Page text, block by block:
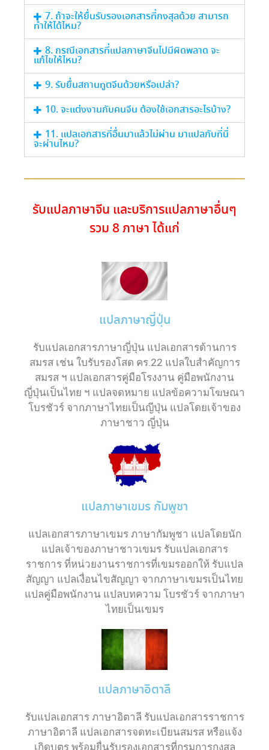
7. ถ้าจะให้ยื่นรับรองเอกสารที่กงสุลด้วย สามารถ
ทำให้ได้ไหม?
8. กรณีเอกสารที่แปลภาษาจีนไปมีผิดพลาด จะ
แก้ไขให้ไหม?
9. รับยื่นสถานทูตจีนด้วยหรือเปล่า?
10. จะแต่งงานกับคนจีน ต้องใช้เอกสารอะไรบ้าง?
11. แปลเอกสารที่อื่นมาแล้วไม่ผ่าน มาแปลกับที่นี่
จะผ่านไหม?
รับแปลภาษาจีน และบริการแปลภาษาอื่นๆ
รวม 8 ภาษา ได้แก่
แปลภาษาญี่ปุ่น
รับแปลเอกสารภาษาญี่ปุ่น แปลเอกสารด้านการ
สมรส เช่น ใบรับรองโสด คร.22 แปลใบสำคัญการ
สมรส ฯ แปลเอกสารคู่มือโรงงาน คู่มือพนักงาน
ญี่ปุ่นเป็นไทย ฯ แปลจดหมาย แปลข้อความโฆษณา
โบรชัวร์ จากภาษาไทยเป็นญีปุ่น แปลโดยเจ้าของ
ภาษาชาว ญี่ปุ่น
แปลภาษาเขมร กัมพูชา
แปลเอกสารภาษาเขมร ภาษากัมพูชา แปลโดยนัก
แปลเจ้าของภาษาชาวเขมร รับแปลเอกสาร
ราชการ ที่หน่วยงานราชการที่เขมรออกให้ รับแปล
สัญญา แปลเงื่อนไขสัญญา จากภาษาเขมรเป็นไทย
แปลคู่มือพนักงาน แปลบทความ โบรชัวร์ จากภาษา
ไทยเป็นเขมร
แปลภาษาอิตาลี
รับแปลเอกสาร ภาษาอิตาลี รับแปลเอกสารราชการ
ภาษาอิตาลี แปลเอกสารจดทะเบียนสมรส หรือแจ้ง
เกิดบุตร พร้อมยื่นรับรองเอกสารที่กรมการกงสุล